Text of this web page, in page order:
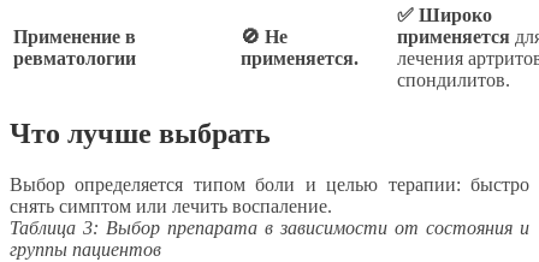
Применение в
ревматологии
🚫 Не
применяется.
✅ Широко
применяется
лечения
спондилитов.
Что лучше выбрать
Выбор определяется типом боли и целью терапии: быстро
снять симптом или лечить воспаление.
Таблица 3: Выбор препарата в зависимости от состояния и
группы пациентов